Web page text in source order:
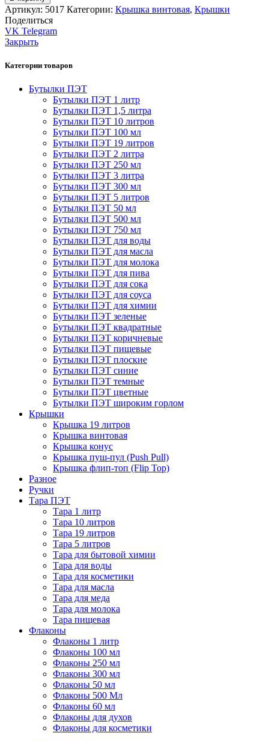
Артикул: 5017 Категории: Крышка винтовая, Крышки
Поделиться
VK Telegram
Закрыть
Категории товаров
Бутылки ПЭТ
Бутылки ПЭТ 1 литр
Бутылки ПЭТ 1,5 литра
Бутылки ПЭТ 10 литров
Бутылки ПЭТ 100 мл
Бутылки ПЭТ 19 литров
Бутылки ПЭТ 2 литра
Бутылки ПЭТ 250 мл
Бутылки ПЭТ 3 литра
Бутылки ПЭТ 300 мл
Бутылки ПЭТ 5 литров
Бутылки ПЭТ 50 мл
Бутылки ПЭТ 500 мл
Бутылки ПЭТ 750 мл
Бутылки ПЭТ для воды
Бутылки ПЭТ для масла
Бутылки ПЭТ для молока
Бутылки ПЭТ для пива
Бутылки ПЭТ для сока
Бутылки ПЭТ для соуса
Бутылки ПЭТ для химии
Бутылки ПЭТ зеленые
Бутылки ПЭТ квадратные
Бутылки ПЭТ коричневые
Бутылки ПЭТ пищевые
Бутылки ПЭТ плоские
Бутылки ПЭТ синие
Бутылки ПЭТ темные
Бутылки ПЭТ цветные
Бутылки ПЭТ широким горлом
Крышки
Крышка 19 литров
Крышка винтовая
Крышка конус
Крышка пуш-пул (Push Pull)
Крышка флип-топ (Flip Top)
Разное
Ручки
Тара ПЭТ
Тара 1 литр
Тара 10 литров
Тара 19 литров
Тара 5 литров
Тара для бытовой химии
Тара для воды
Тара для косметики
Тара для масла
Тара для меда
Тара для молока
Тара пищевая
Флаконы
Флаконы 1 литр
Флаконы 100 мл
Флаконы 250 мл
Флаконы 300 мл
Флаконы 50 мл
Флаконы 500 Мл
Флаконы 60 мл
Флаконы для духов
Флаконы для косметики